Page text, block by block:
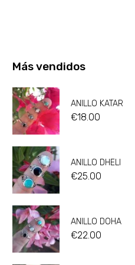
Más vendidos
ANILLO KATAR
€18.00
ANILLO DHELI
€25.00
ANILLO DOHA
€22.00